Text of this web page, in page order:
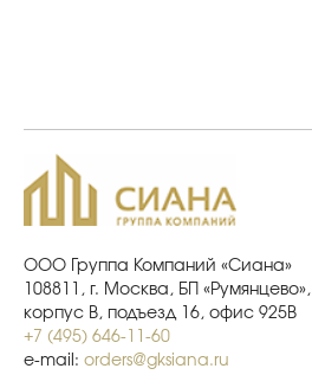
ООО Группа Компаний «Сиана»
108811, г. Москва, БП «Румянцево»,
корпус В, подъезд 16, офис 925В
+7 (495) 646-11-60
e-mail: orders@gksiana.ru